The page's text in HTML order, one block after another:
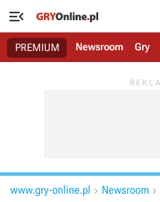

PREMIUM Newsroom Gry
www.gry-online.pl  Newsroom 